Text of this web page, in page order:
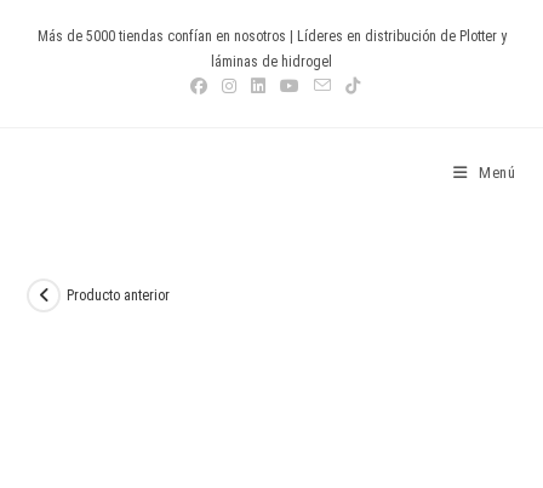
Más de 5000 tiendas confían en nosotros | Líderes en distribución de Plotter y
láminas de hidrogel
Menú
Producto anterior